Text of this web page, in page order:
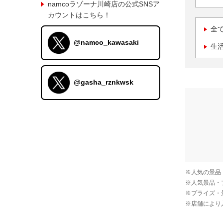
全
生
namcoラゾーナ川崎店の公式SNSア
カウントはこちら！
@namco_kawasaki
@gasha_rznkwsk